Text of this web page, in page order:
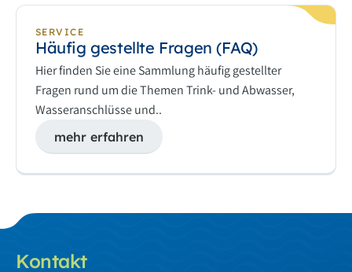
SERVICE
Häufig gestellte Fragen (FAQ)
Hier finden Sie eine Sammlung häufig gestellter
Fragen rund um die Themen Trink- und Abwasser,
Wasseranschlüsse und..
mehr erfahren
Kontakt